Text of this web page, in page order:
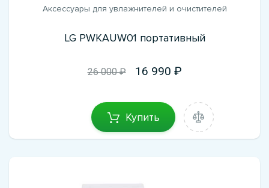
Аксессуары для увлажнителей и очистителей
LG PWKAUW01 портативный
26 000 ₽ 16 990
Купить